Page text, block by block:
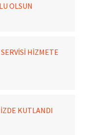
OLSUN
HİZMETE
KUTLANDI